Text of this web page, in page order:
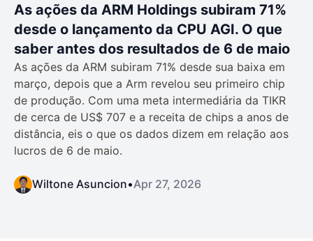
As ações da ARM Holdings subiram 71%
desde o lançamento da CPU AGI. O que
saber antes dos resultados de 6 de maio
As ações da ARM subiram 71% desde sua baixa em
março, depois que a Arm revelou seu primeiro chip
de produção. Com uma meta intermediária da TIKR
de cerca de US$ 707 e a receita de chips a anos de
distância, eis o que os dados dizem em relação aos
lucros de 6 de maio.
Wiltone Asuncion•Apr 27, 2026